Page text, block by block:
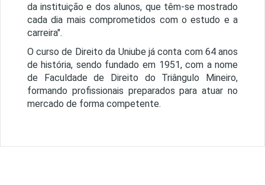
da instituição e dos alunos, que têm-se mostrado
cada dia mais comprometidos com o estudo e a
carreira".
O curso de Direito da Uniube já conta com 64 anos
de história, sendo fundado em 1951, com a nome
de Faculdade de Direito do Triângulo Mineiro,
formando profissionais preparados para atuar no
mercado de forma competente.